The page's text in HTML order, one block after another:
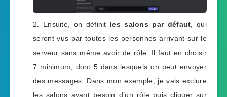
Ensuite, on définit les salons par défaut , qui
seront vus par toutes les personnes arrivant sur le
serveur sans même avoir de rôle. Il faut en choisir
7 minimum, dont 5 dans lesquels on peut envoyer
des messages. Dans mon exemple, je vais exclure
les salons ayant besoin d’un rôle puis cliquer sur